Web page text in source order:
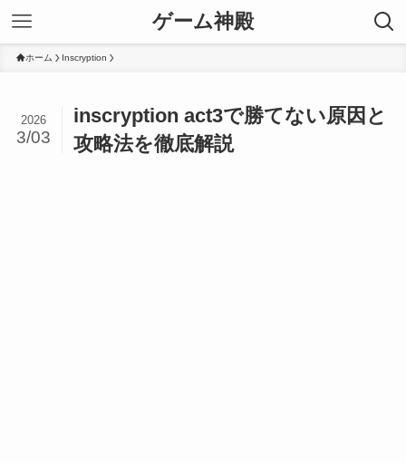
ゲーム神殿
ホーム Inscryption
inscryption act3で勝てない原因と
攻略法を徹底解説
2026
3/03